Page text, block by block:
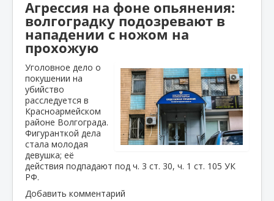
Агрессия на фоне опьянения:
волгоградку подозревают в
нападении с ножом на
прохожую
Уголовное дело о
покушении на
убийство
расследуется в
Красноармейском
районе Волгограда.
Фигуранткой дела
стала молодая
девушка; её
действия подпадают под ч. 3 ст. 30, ч. 1 ст. 105 УК
РФ.
Добавить комментарий